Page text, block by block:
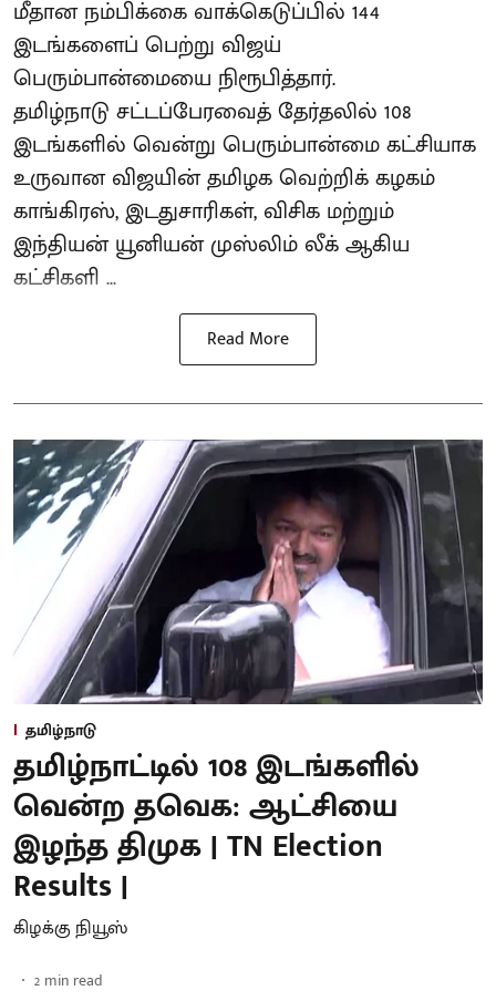
மீதான நம்பிக்கை வாக்கெடுப்பில் 144
இடங்களைப் பெற்று விஜய்
பெரும்பான்மையை நிரூபித்தார்.
தமிழ்நாடு சட்டப்பேரவைத் தேர்தலில் 108
இடங்களில் வென்று பெரும்பான்மை கட்சியாக
உருவான விஜயின் தமிழக வெற்றிக் கழகம்
காங்கிரஸ், இடதுசாரிகள், விசிக மற்றும்
இந்தியன் யூனியன் முஸ்லிம் லீக் ஆகிய
கட்சிகளி ...
Read More
தமிழ்நாடு
தமிழ்நாட்டில் 108 இடங்களில்
வென்ற தவெக: ஆட்சியை
இழந்த திமுக | TN Election
Results |
கிழக்கு நியூஸ்
2 min read